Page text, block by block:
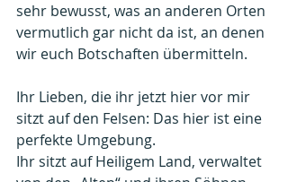
sehr bewusst, was an anderen Orten
vermutlich gar nicht da ist, an denen
wir euch Botschaften übermitteln.
Ihr Lieben, die ihr jetzt hier vor mir
sitzt auf den Felsen: Das hier ist eine
perfekte Umgebung.
Ihr sitzt auf Heiligem Land, verwaltet